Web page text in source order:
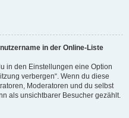
in der Online-Liste
in den Einstellungen eine Option
verbergen“. Wenn du diese
Moderatoren und du selbst
als unsichtbarer Besucher gezählt.